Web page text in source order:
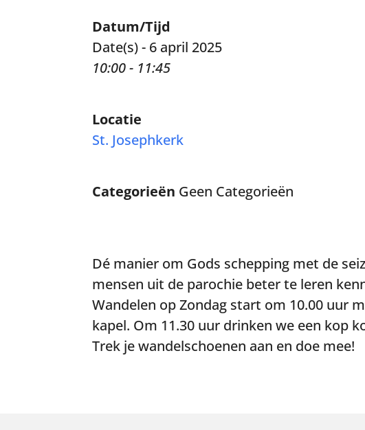
Datum/Tijd
Date(s) - 6 april 2025
10:00 - 11:45
Locatie
St. Josephkerk
Categorieën Geen Categorieën
Dé manier om Gods schepping met de
mensen uit de parochie beter te leren
Wandelen op Zondag start om 10.00 uur
kapel. Om 11.30 uur drinken we een kop
Trek je wandelschoenen aan en doe mee!